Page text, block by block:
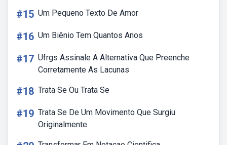
#15 Um Pequeno Texto De Amor
#16 Um Biênio Tem Quantos Anos
#17 Ufrgs Assinale A Alternativa Que Preenche
Corretamente As Lacunas
#18 Trata Se Ou Trata Se
#19 Trata Se De Um Movimento Que Surgiu
Originalmente